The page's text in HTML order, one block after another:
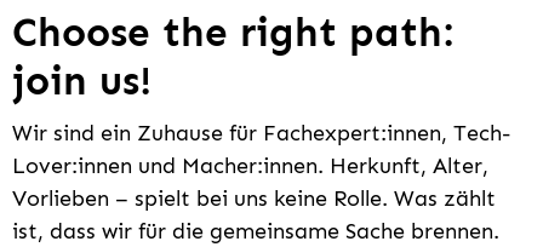
Choose the right path:
join us!
Wir sind ein Zuhause für Fachexpert:innen, Tech-
Lover:innen und Macher:innen. Herkunft, Alter,
Vorlieben – spielt bei uns keine Rolle. Was zählt
ist, dass wir für die gemeinsame Sache brennen.